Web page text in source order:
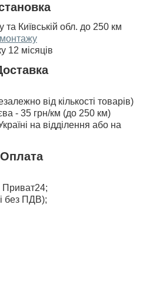
та Київській обл. до 250 км
12 місяців
від кількості товарів)
- 35 грн/км (до 250 км)
на відділення або на
Оплата
без ПДВ);